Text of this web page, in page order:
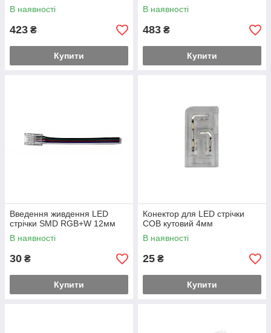
В наявності
423 ₴
Купити
В наявності
483 ₴
Купити
Введення живдення LED
стрічки SMD RGB+W 12мм
В наявності
30 ₴
Купити
Конектор для LED стрічки
COB кутовий 4мм
В наявності
25 ₴
Купити